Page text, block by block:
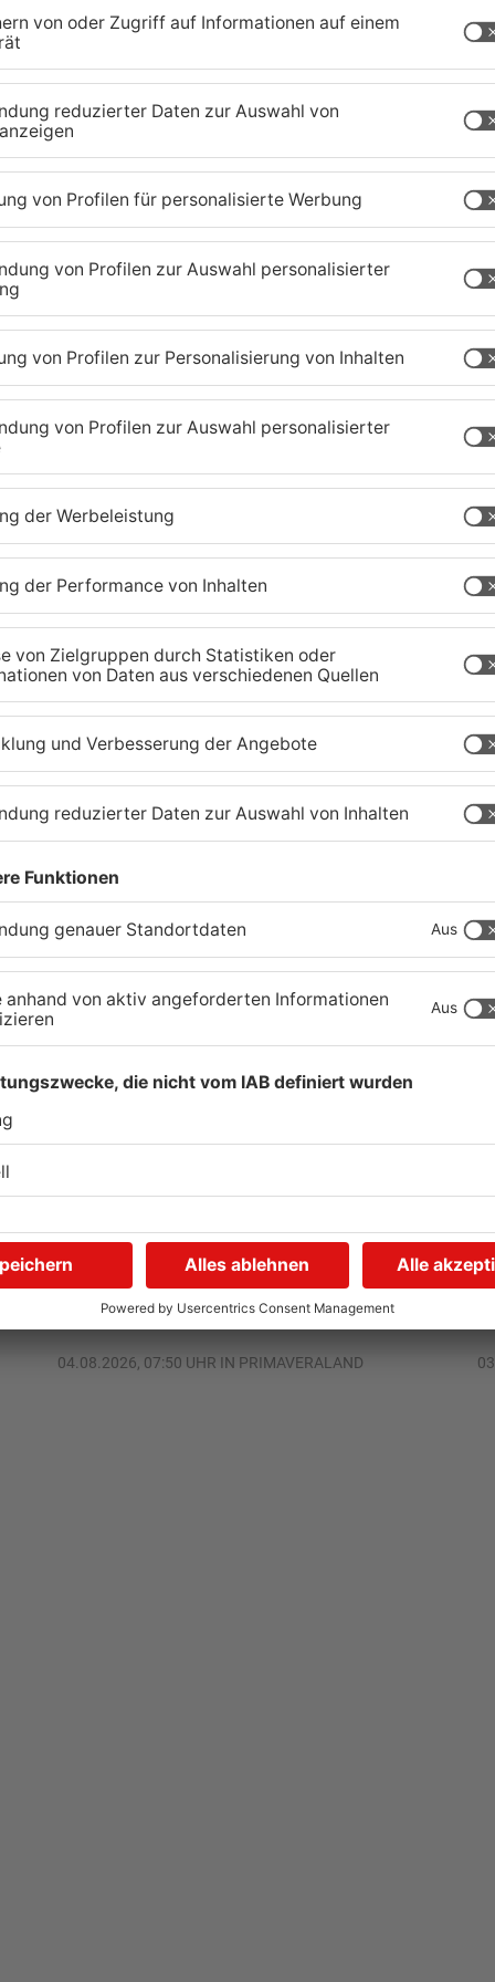
zehntausende Schaulustige erwartet. Die
Beinen und haben den Faschings-Prinzen
steigt die Sause am Rathaushof. In Sulzbach
Und in Mömbris-Strötzbach treffen sich die
Gickelschlagen an der Kahlwiese. Auch in
durch den Ort. Die Langenselbolder treffen
Internet auf Primavera24.de.
TOPNEWS
Waldbrandgefahr im
Primaveraland bleibt
weiterhin sehr hoch
Kliniken im Primaveraland
melden mehr Patienten
durch Hitze
04.08.2026, 07:50 UHR IN PRIMAVERALAND